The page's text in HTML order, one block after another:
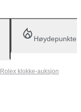
Høydepunkter
Rolex klokke-auksjon